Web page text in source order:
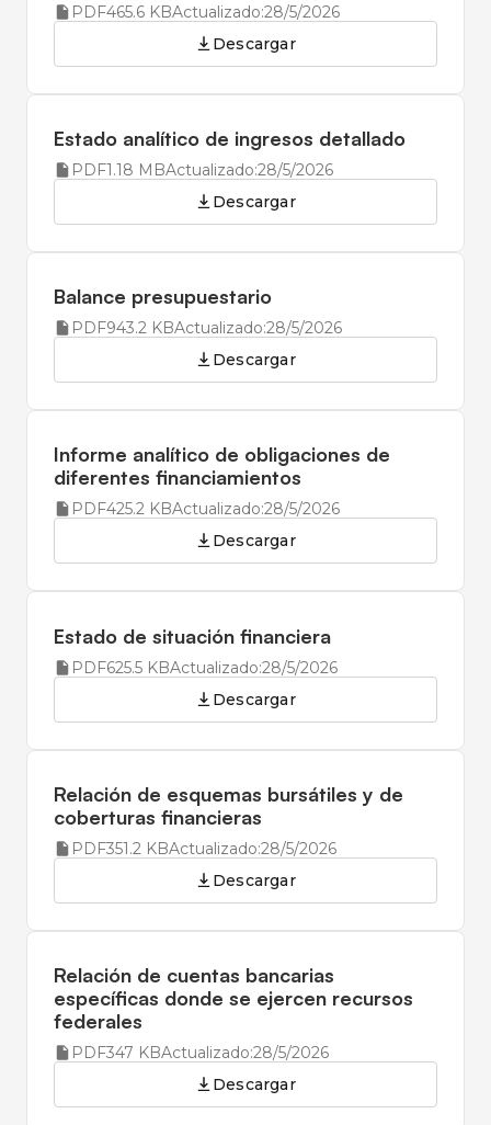
PDF465.6 KBActualizado:28/5/2026
Descargar
Estado analítico de ingresos detallado
PDF1.18 MBActualizado:28/5/2026
Descargar
Balance presupuestario
PDF943.2 KBActualizado:28/5/2026
Descargar
Informe analítico de obligaciones de
diferentes financiamientos
PDF425.2 KBActualizado:28/5/2026
Descargar
Estado de situación financiera
PDF625.5 KBActualizado:28/5/2026
Descargar
Relación de esquemas bursátiles y de
coberturas financieras
PDF351.2 KBActualizado:28/5/2026
Descargar
Relación de cuentas bancarias
específicas donde se ejercen recursos
federales
PDF347 KBActualizado:28/5/2026
Descargar